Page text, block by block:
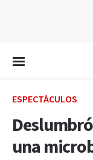
ESPECTÁCULOS
una